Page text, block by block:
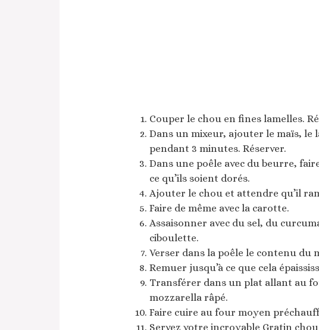
Couper le chou en fines lamelles.
Dans un mixeur, ajouter le maïs, le
pendant 3 minutes. Réserver.
Dans une poêle avec du beurre,
ce qu’ils soient dorés.
Ajouter le chou et attendre qu’il
Faire de même avec la carotte.
Assaisonner avec du sel, du
ciboulette.
Verser dans la poêle le contenu du
Remuer jusqu’à ce que cela
Transférer dans un plat allant au
mozzarella râpé.
Faire cuire au four moyen
Servez votre incroyable Gratin